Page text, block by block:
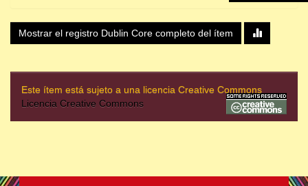
Mostrar el registro Dublin Core completo del ítem
Este ítem está sujeto a una licencia Creative Commons
Licencia Creative Commons